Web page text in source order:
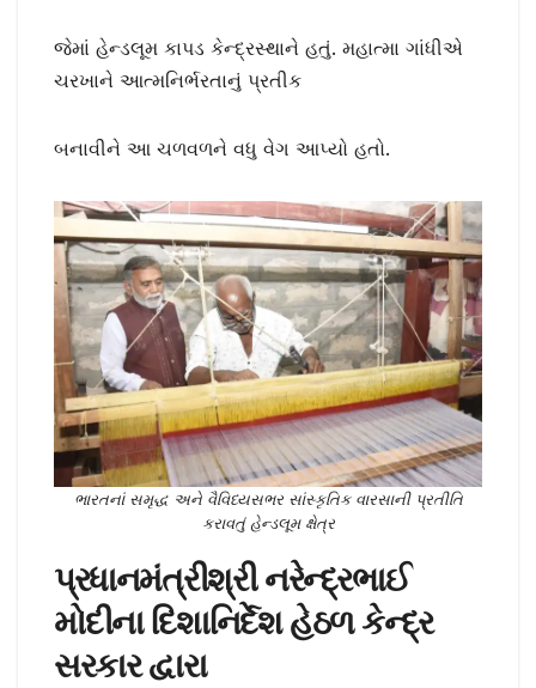
જેમાં હેન્ડલૂમ કાપડ કેન્દ્રસ્થાને હતું. મહાત્મા ગાંધીએ
ચરખાને આત્મનિર્ભરતાનું પ્રતીક
બનાવીને આ ચળવળને વધુ વેગ આપ્યો હતો.
ભારતનાં સમૃદ્ધ અને વૈવિધ્યસભર સાંસ્કૃતિક વારસાની પ્રતીતિ
કરાવતું હેન્ડલૂમ ક્ષેત્ર
પ્રધાનમંત્રીશ્રી નરેન્દ્રભાઈ
મોદીના દિશાનિર્દેશ હેઠળ કેન્દ્ર
સરકાર દ્વારા